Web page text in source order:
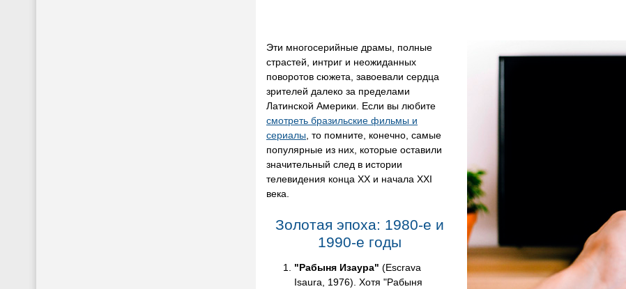
Эти многосерийные драмы, полные
страстей, интриг и неожиданных
поворотов сюжета, завоевали сердца
зрителей далеко за пределами
Латинской Америки. Если вы любите
смотреть бразильские фильмы и
сериалы , то помните, конечно, самые
популярные из них, которые оставили
значительный след в истории
телевидения конца XX и начала XXI
века.
Золотая эпоха: 1980-е и
1990-е годы
"Рабыня Изаура" (Escrava
Isaura, 1976). Хотя "Рабыня